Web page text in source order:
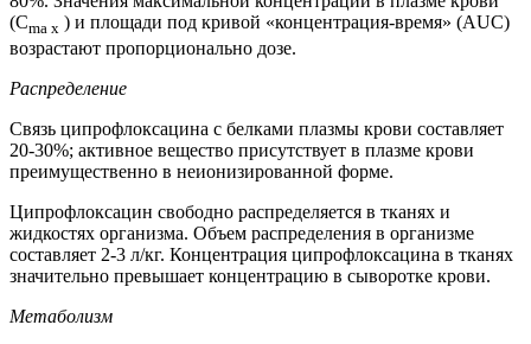
(Сma x ) и площади под кривой «концентрация-время» (AUC)
возрастают пропорционально дозе.
Распределение
Связь ципрофлоксацина с белками плазмы крови составляет
20-30%; активное вещество присутствует в плазме крови
преимущественно в неионизированной форме.
Ципрофлоксацин свободно распределяется в тканях и
жидкостях организма. Объем распределения в организме
составляет 2-3 л/кг. Концентрация ципрофлоксацина в тканях
значительно превышает концентрацию в сыворотке крови.
Метаболизм